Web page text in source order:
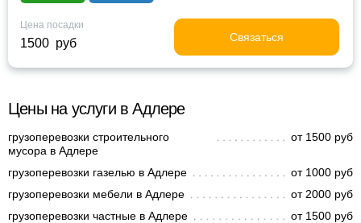
Цена посадки
1500 руб Связаться
Цены на услуги в Адлере
грузоперевозки строительного
мусора в Адлере
от 1500 руб
грузоперевозки газелью в Адлере
от 1000 руб
грузоперевозки мебели в Адлере
от 2000 руб
грузоперевозки частные в Адлере
от 1500 руб